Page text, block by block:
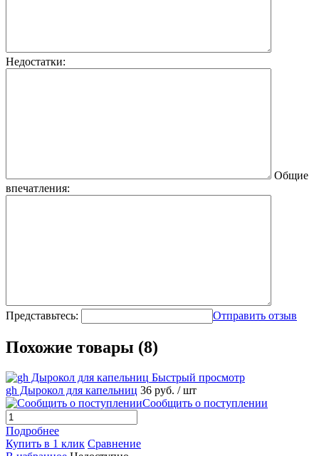
Недостатки:
Общие
впечатления:
Представьтесь: Отправить отзыв
Похожие товары (8)
Быстрый просмотр
gh Дырокол для капельниц 36 руб. / шт
Сообщить о поступлении
Подробнее
Купить в 1 клик Сравнение